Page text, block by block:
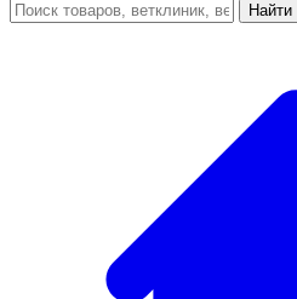
Найти